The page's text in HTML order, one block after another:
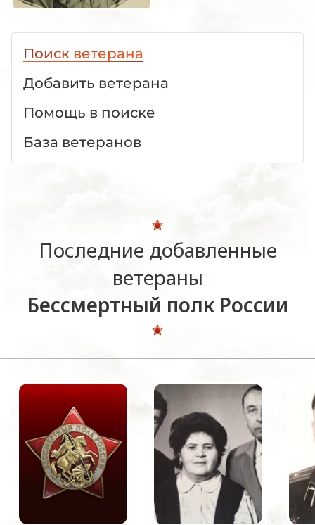
Поиск ветерана
Добавить ветерана
Помощь в поиске
База ветеранов
Последние добавленные
ветераны
Бессмертный полк России